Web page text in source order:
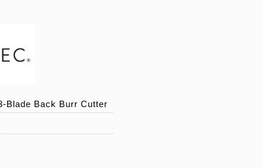
Blade Back Burr Cutter